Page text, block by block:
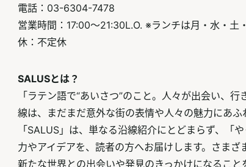
電話：03-6304-7478
営業時間：17:00～21:30L.O. ※ランチは月・水・土
休：不定休
SALUSとは？
「ラテン語で“あいさつ”のこと。人々が出会い、
線は、まだまだ意外な街の表情や人々の魅力にあふ
「SALUS」は、単なる沿線紹介にとどまらず、「
力やアイデアを、読者の方へお届けします。さまざ
新たな世界との出会いや発見のきっかけになること